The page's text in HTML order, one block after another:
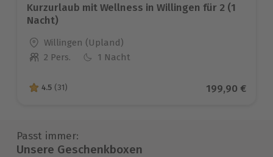
Kurzurlaub mit Wellness in Willingen für 2 (1
Nacht)
Standort
Willingen (Upland)
Anzahl der Teilnehmer
2 Pers. 1 Nacht
4.5 von 5 Sternen basierend auf 31 Bewertungen
4.5 (31) Aktueller
199,90 €
Passt immer:
Unsere Geschenkboxen